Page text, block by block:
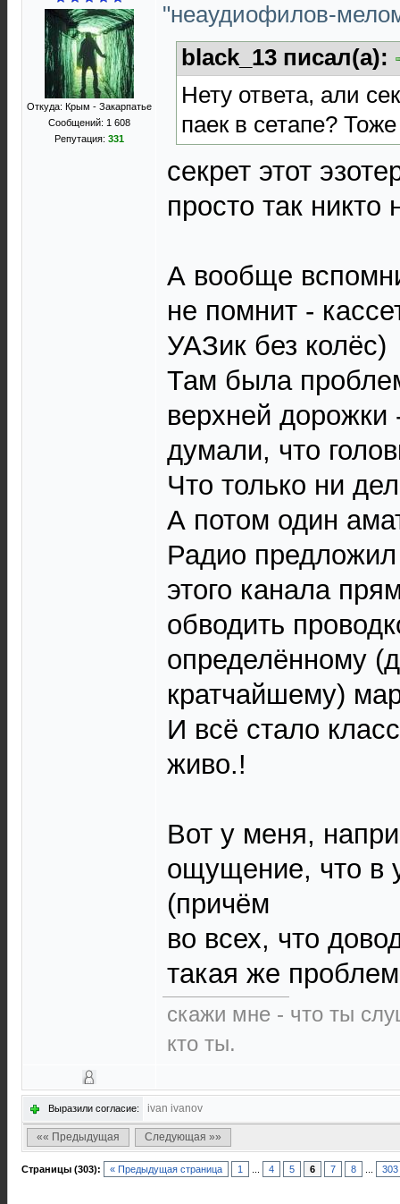
Откуда: Крым - Закарпатье
Сообщений: 1 608
Репутация: 331
"неаудиофилов-
black_13 писал(а):
Нету ответа, али
паек в сетапе?
секрет этот
просто так никто
А вообще
не помнит -
УАЗик без колёс)
Там была
верхней
думали, что
Что только ни
А потом один
Радио
этого канала
обводить
определённому
кратчайшему)
И всё стало
живо.!
Вот у меня,
ощущение, что в
(причём
во всех, что
такая же
скажи мне - что ты
кто ты.
Выразили согласие: ivan ivanov
«« Предыдущая Следующая »»
Страницы (303): « Предыдущая страница 1 4 5 6 7 8 303